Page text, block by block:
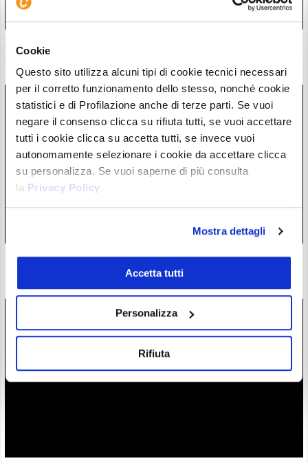
Cookie
Questo sito utilizza alcuni tipi di cookie tecnici necessari
per il corretto funzionamento dello stesso, nonché cookie
statistici e di Profilazione anche di terze parti. Se vuoi
negare il consenso clicca su rifiuta tutti, se vuoi accettare
tutti i cookie clicca su accetta tutti, se invece vuoi
autonomamente selezionare i cookie da accettare clicca
su personalizza. Se vuoi saperne di più consulta
la Privacy Policy.
Mostra dettagli
Accetta tutti
Personalizza
Rifiuta
Il “nuovo Warren Buffett” crolla insieme all’AI. Da marzo
però è ancora leader
28/07/26 20:17
Zcash completa l’atteso aggiornamento Ironwood: la supply
28/07/26 18:57